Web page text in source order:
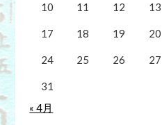
10 11 12 13
17 18 19 20
24 25 26 27
31
« 4月